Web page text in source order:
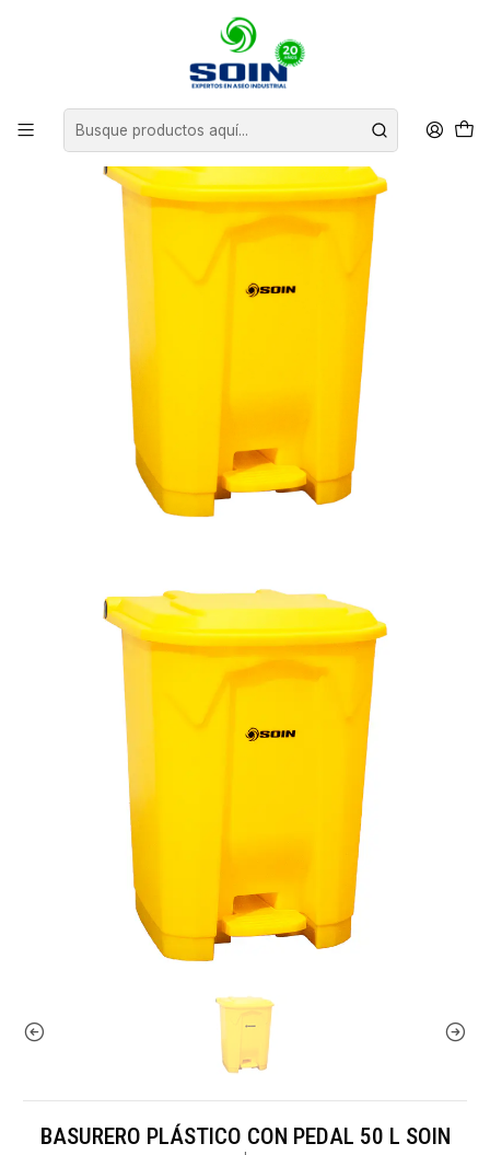
CONTENEDORES DE BASURA
BASURERO PLÁSTICO CON PEDAL 50 L SOIN
BASURERO PLÁSTICO CON PEDAL 50 L SOIN